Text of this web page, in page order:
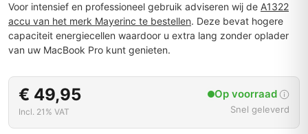
Voor intensief en professioneel gebruik adviseren wij de A1322
accu van het merk Mayerinc te bestellen. Deze bevat hogere
capaciteit energiecellen waardoor u extra lang zonder oplader
van uw MacBook Pro kunt genieten.
€ 49,95
Incl. 21% VAT
Op voorraad
Snel geleverd